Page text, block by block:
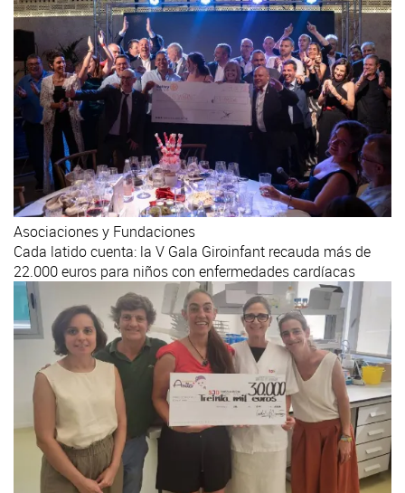
Asociaciones y Fundaciones
Cada latido cuenta: la V Gala Giroinfant recauda más de
22.000 euros para niños con enfermedades cardíacas